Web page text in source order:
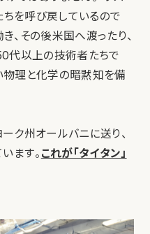
ちを呼び戻しているので
、その後米国へ渡ったり、
代以上の技術者たちで
物理と化学の暗黙知を備
ク州オールバニに送り、
ます。 これが「タイタン」